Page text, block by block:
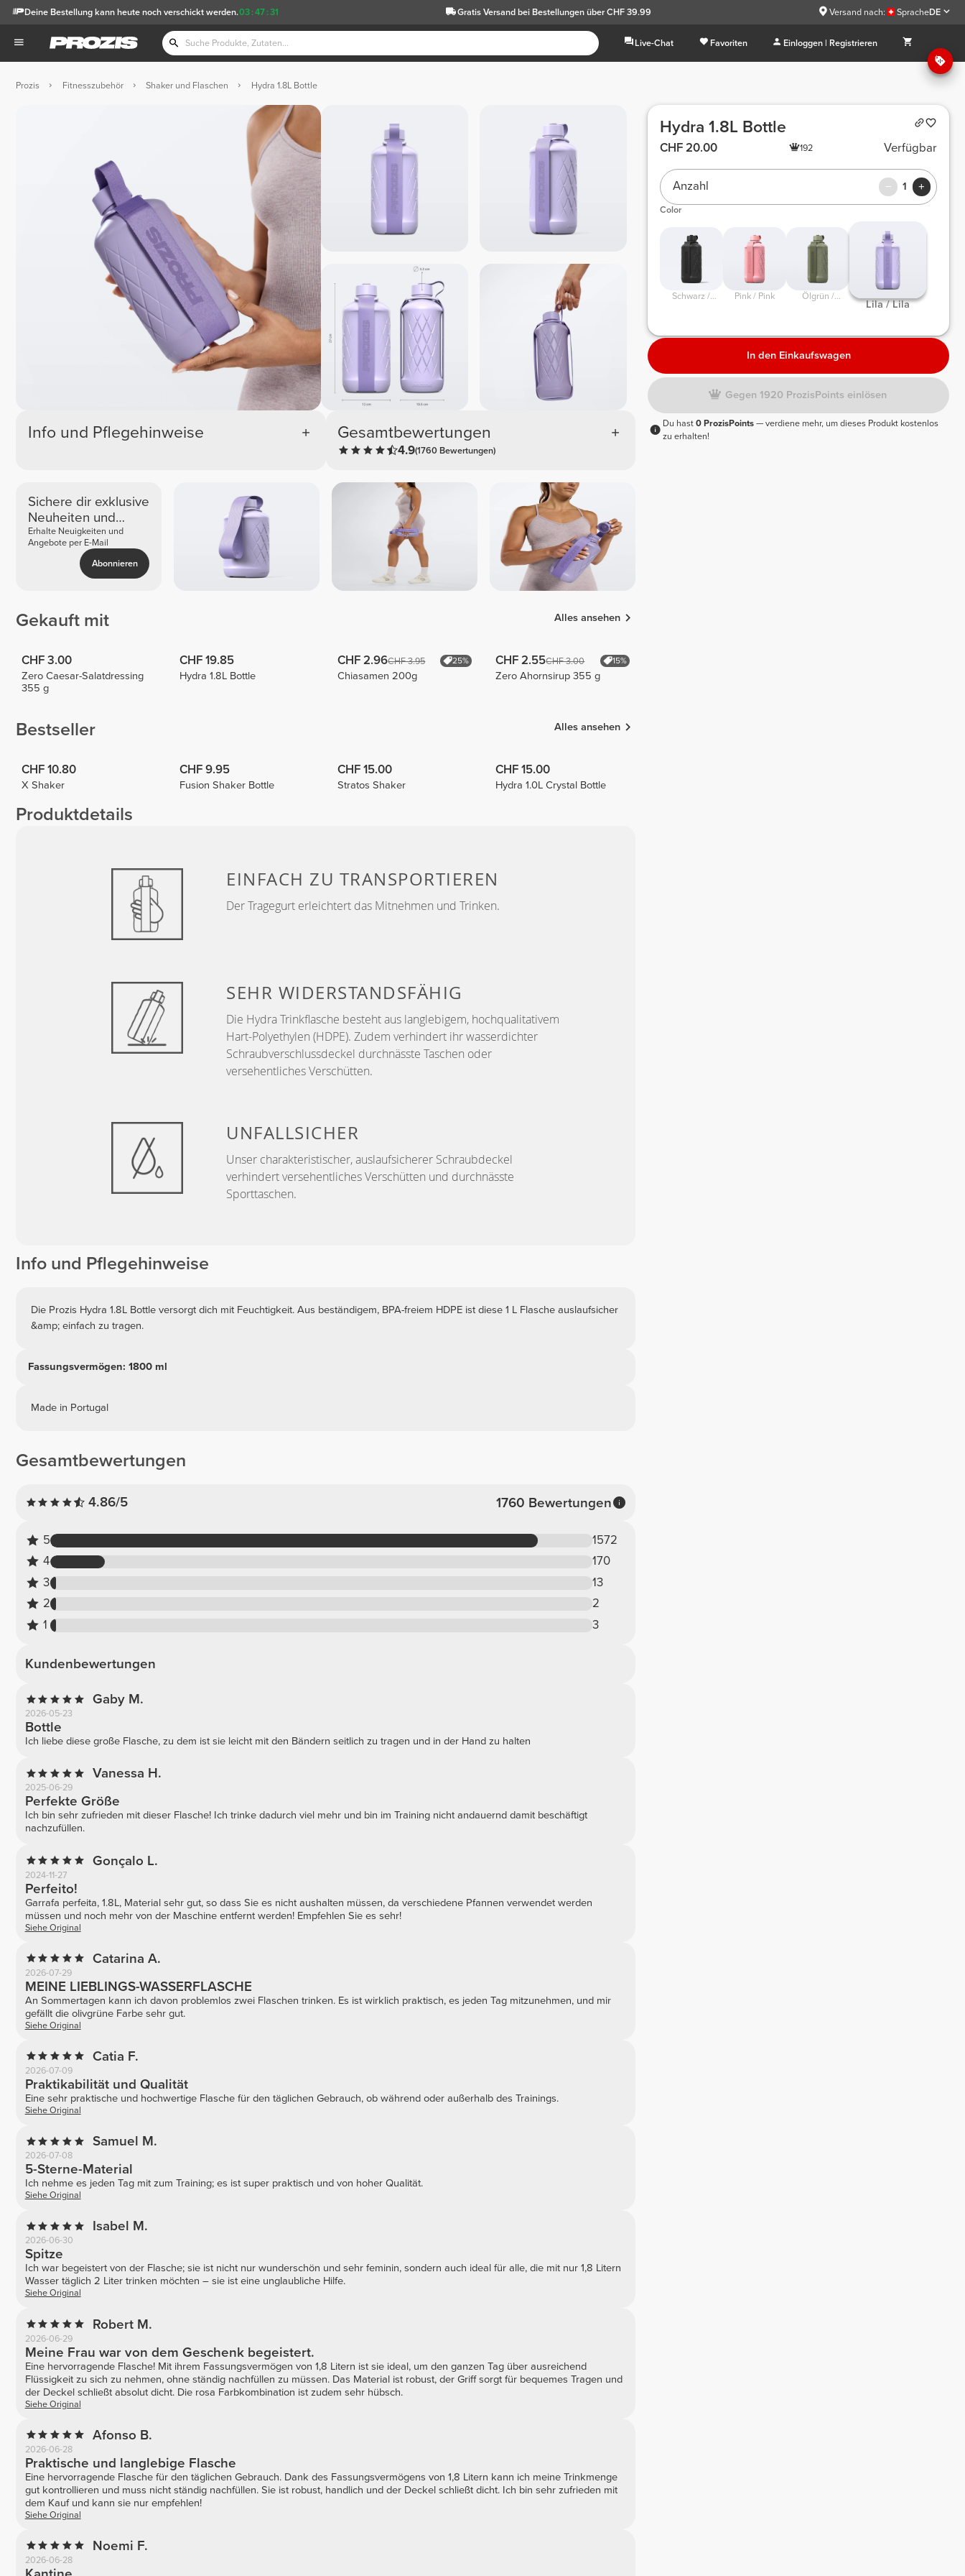
03 :47 :30
Deine Bestellung kann heute noch verschickt werden. Gratis Versandbei Bestellungen über CHF 39.99 Versand nach: SpracheDE
Live-Chat Favoriten Einloggen | Registrieren
Prozis Fitnesszubehör Shaker und Flaschen Hydra 1.8L Bottle
Info und Pflegehinweise Gesamtbewertungen
4.9(1760 Bewertungen)
Sichere dir exklusive
Neuheiten und
Angebote
Erhalte Neuigkeiten und
Angebote per E-Mail
Abonnieren
Gekauft mit Alles ansehen
CHF 3.00
Zero Caesar-Salatdressing
355 g
CHF 19.85
Hydra 1.8L Bottle
CHF 2.96CHF 3.95 25%
Chiasamen 200g
CHF 2.55CHF 3.00 15%
Zero Ahornsirup 355 g
Bestseller Alles ansehen
CHF 10.80
X Shaker
CHF 9.95
Fusion Shaker Bottle
CHF 15.00
Stratos Shaker
CHF 15.00
Hydra 1.0L Crystal Bottle
Produktdetails
EINFACH ZU TRANSPORTIEREN
Der Tragegurt erleichtert das Mitnehmen und Trinken.
SEHR WIDERSTANDSFÄHIG
Die Hydra Trinkflasche besteht aus langlebigem, hochqualitativem
Hart-Polyethylen (HDPE). Zudem verhindert ihr wasserdichter
Schraubverschlussdeckel durchnässte Taschen oder
versehentliches Verschütten.
UNFALLSICHER
Unser charakteristischer, auslaufsicherer Schraubdeckel
verhindert versehentliches Verschütten und durchnässte
Sporttaschen.
Info und Pflegehinweise
Die Prozis Hydra 1.8L Bottle versorgt dich mit Feuchtigkeit. Aus beständigem, BPA-freiem HDPE ist diese 1 L Flasche auslaufsicher
&amp; einfach zu tragen.
Fassungsvermögen: 1800 ml
Made in Portugal
Gesamtbewertungen
4.86/5 1760 Bewertungen
5
1572
4
170
3
13
2
2
1
3
Kundenbewertungen
Gaby M.
2026-05-23
Bottle
Ich liebe diese große Flasche, zu dem ist sie leicht mit den Bändern seitlich zu tragen und in der Hand zu halten
Vanessa H.
2025-06-29
Perfekte Größe
Ich bin sehr zufrieden mit dieser Flasche! Ich trinke dadurch viel mehr und bin im Training nicht andauernd damit beschäftigt
nachzufüllen.
Gonçalo L.
2024-11-27
Perfeito!
Garrafa perfeita, 1.8L, Material sehr gut, so dass Sie es nicht aushalten müssen, da verschiedene Pfannen verwendet werden
müssen und noch mehr von der Maschine entfernt werden! Empfehlen Sie es sehr!
Siehe Original
Catarina A.
2026-07-29
MEINE LIEBLINGS-WASSERFLASCHE
An Sommertagen kann ich davon problemlos zwei Flaschen trinken. Es ist wirklich praktisch, es jeden Tag mitzunehmen, und mir
gefällt die olivgrüne Farbe sehr gut.
Siehe Original
Catia F.
2026-07-09
Praktikabilität und Qualität
Eine sehr praktische und hochwertige Flasche für den täglichen Gebrauch, ob während oder außerhalb des Trainings.
Siehe Original
Samuel M.
2026-07-08
5-Sterne-Material
Ich nehme es jeden Tag mit zum Training; es ist super praktisch und von hoher Qualität.
Siehe Original
Isabel M.
2026-06-30
Spitze
Ich war begeistert von der Flasche; sie ist nicht nur wunderschön und sehr feminin, sondern auch ideal für alle, die mit nur 1,8 Litern
Wasser täglich 2 Liter trinken möchten – sie ist eine unglaubliche Hilfe.
Siehe Original
Robert M.
2026-06-29
Meine Frau war von dem Geschenk begeistert.
Eine hervorragende Flasche! Mit ihrem Fassungsvermögen von 1,8 Litern ist sie ideal, um den ganzen Tag über ausreichend
Flüssigkeit zu sich zu nehmen, ohne ständig nachfüllen zu müssen. Das Material ist robust, der Griff sorgt für bequemes Tragen und
der Deckel schließt absolut dicht. Die rosa Farbkombination ist zudem sehr hübsch.
Siehe Original
Afonso B.
2026-06-28
Praktische und langlebige Flasche
Eine hervorragende Flasche für den täglichen Gebrauch. Dank des Fassungsvermögens von 1,8 Litern kann ich meine Trinkmenge
gut kontrollieren und muss nicht ständig nachfüllen. Sie ist robust, handlich und der Deckel schließt dicht. Ich bin sehr zufrieden mit
dem Kauf und kann sie nur empfehlen!
Siehe Original
Noemi F.
2026-06-28
Hydra 1.8L Bottle
CHF 20.00 192 Verfügbar
Anzahl 1
Color
Schwarz /
Pink / Pink
Ölgrün /
Lila / Lila
In den Einkaufswagen
Gegen 1920 ProzisPoints einlösen
Du hast0 ProzisPoints— verdiene mehr, um dieses Produkt kostenlos
zu erhalten!